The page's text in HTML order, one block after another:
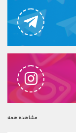
مشاهده همه